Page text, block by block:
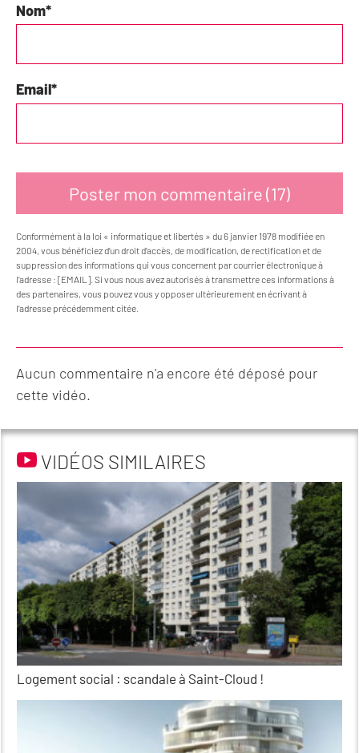
Nom*
Email*
Conformément à la loi « informatique et libertés » du 6 janvier 1978 modifiée en
2004, vous bénéficiez d’un droit d’accès, de modification, de rectification et de
suppression des informations qui vous concernent par courrier électronique à
l’adresse : [EMAIL]. Si vous nous avez autorisés à transmettre ces informations à
des partenaires, vous pouvez vous y opposer ultérieurement en écrivant à
l’adresse précédemment citée.
Aucun commentaire n'a encore été déposé pour
cette vidéo.
VIDÉOS SIMILAIRES
Logement social : scandale à Saint-Cloud !